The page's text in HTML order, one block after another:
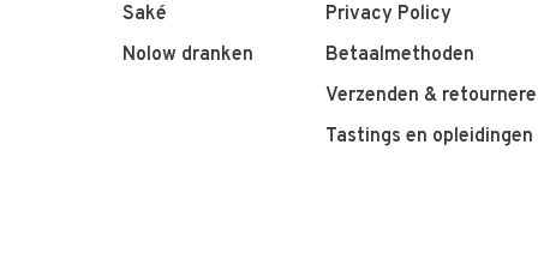
Saké
Nolow dranken
Privacy Policy
Betaalmethoden
Verzenden &
Tastings en opleidingen